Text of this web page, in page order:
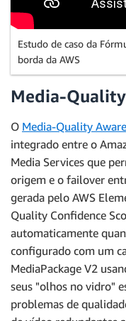
Estudo de caso da
borda da AWS
Media-
O Media-Quality
integrado entre o
Media Services que
origem e o failover
gerada pelo AWS
Quality Confidence
automaticamente
configurado com um
MediaPackage V2
seus "olhos no vidro"
problemas de